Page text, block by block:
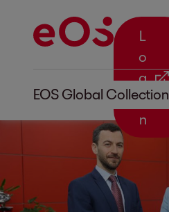
L
o
g
i
n
EOS Global Collection